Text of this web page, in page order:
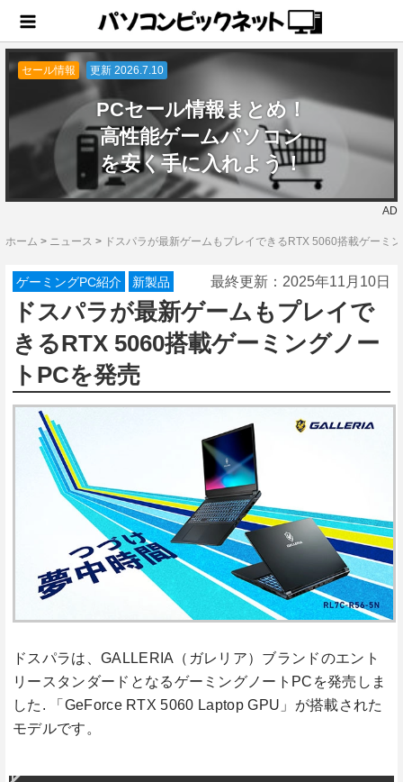
セール情報 更新 2026.7.10
PCセール情報まとめ！
高性能ゲームパソコン
を安く手に入れよう！
AD
ホーム > ニュース > ドスパラが最新ゲームもプレイできるRTX 5060搭載ゲーミ
ゲーミングPC紹介 新製品 最終更新： 2025年11月10日
ドスパラが最新ゲームもプレイで
きるRTX 5060搭載ゲーミングノー
トPCを発売
ドスパラは、GALLERIA（ガレリア）ブランドのエント
リースタンダードとなるゲーミングノートPCを発売しま
した. 「GeForce RTX 5060 Laptop GPU」が搭載された
モデルです。